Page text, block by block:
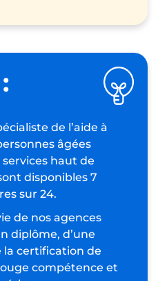
de l’aide à
âgées
haut de
disponibles 7
sur 24.
de nos agences
diplôme, d’une
certification de
compétence et